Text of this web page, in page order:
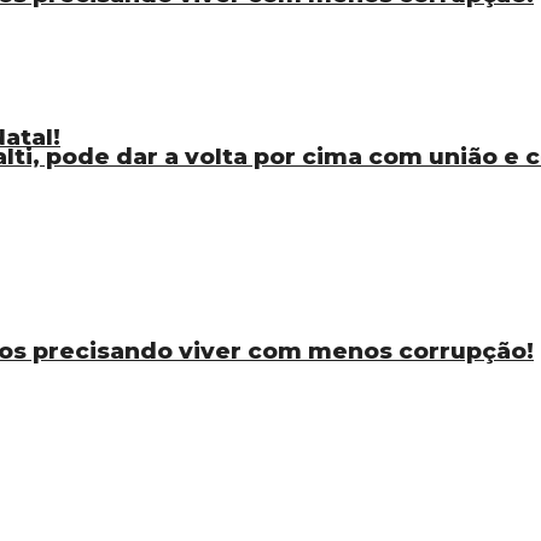
pode dar a volta por cima com união e
precisando viver com menos corrupção!